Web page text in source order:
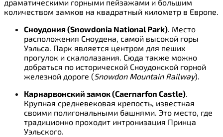
драматическими горными пейзажами и большим
количеством замков на квадратный километр в Европе.
Сноудония (Snowdonia National Park). Место
расположения Сноудена, самой высокой горы
Уэльса. Парк является центром для пеших
прогулок и скалолазания. Сюда также можно
добраться по исторической Сноудонской горной
железной дороге (Snowdon Mountain Railway).
Карнарвонский замок (Caernarfon Castle).
Крупная средневековая крепость, известная
своими полигональными башнями. Это место, где
традиционно проходит интронизация Принца
Уэльского.